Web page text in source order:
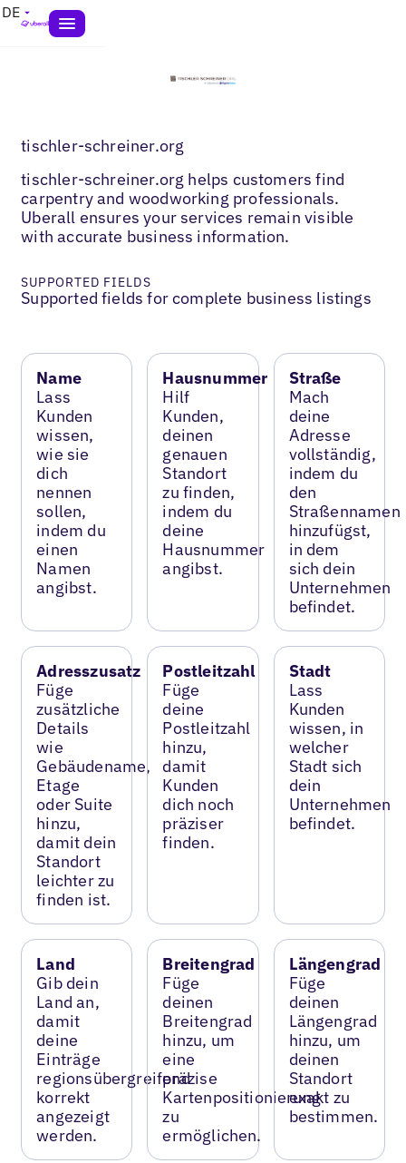
DE
tischler-schreiner.org
tischler-schreiner.org helps customers find
carpentry and woodworking professionals.
Uberall ensures your services remain visible
with accurate business information.
SUPPORTED FIELDS
Supported fields for complete business listings
Name
Lass
Kunden
wissen,
wie sie
dich
nennen
sollen,
indem du
einen
Namen
angibst.
Hausnummer
Hilf
Kunden,
deinen
genauen
Standort
zu finden,
indem du
deine
Hausnummer
angibst.
Straße
Mach
deine
Adresse
vollständig,
indem du
den
Straßennamen
hinzufügst,
in dem
sich dein
Unternehmen
befindet.
Adresszusatz
Füge
zusätzliche
Details
wie
Gebäudename,
Etage
oder Suite
hinzu,
damit dein
Standort
leichter zu
finden ist.
Postleitzahl
Füge
deine
Postleitzahl
hinzu,
damit
Kunden
dich noch
präziser
finden.
Stadt
Lass
Kunden
wissen, in
welcher
Stadt sich
dein
Unternehmen
befindet.
Land
Gib dein
Land an,
damit
deine
Einträge
regionsübergreifend
korrekt
angezeigt
werden.
Breitengrad
Füge
deinen
Breitengrad
hinzu, um
eine
präzise
Kartenpositionierung
zu
ermöglichen.
Längengrad
Füge
deinen
Längengrad
hinzu, um
deinen
Standort
exakt zu
bestimmen.